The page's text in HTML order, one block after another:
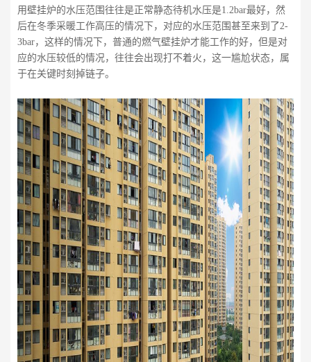
用壁挂炉的水压范围往往是正常静态待机水压是1.2bar最好，然
后在冬季采暖工作高压的情况下，对应的水压范围甚至来到了2-
3bar，这样的情况下，普通的燃气壁挂炉才能工作的好，但是对
应的水压较低的情况，往往会出现打不着火，这一尴尬状态，属
于在关键时刻掉链子。